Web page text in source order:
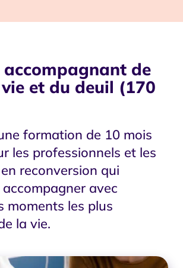
accompagnant de
et du deuil (170
formation de 10 mois
les professionnels et les
reconversion qui
avec
moments les plus
la vie.